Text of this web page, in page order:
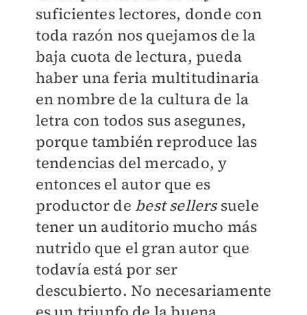
suficientes lectores, donde con
toda razón nos quejamos de la
baja cuota de lectura, pueda
haber una feria multitudinaria
en nombre de la cultura de la
letra con todos sus asegunes,
porque también reproduce las
tendencias del mercado, y
entonces el autor que es
productor de best sellers suele
tener un auditorio mucho más
nutrido que el gran autor que
todavía está por ser
descubierto. No necesariamente